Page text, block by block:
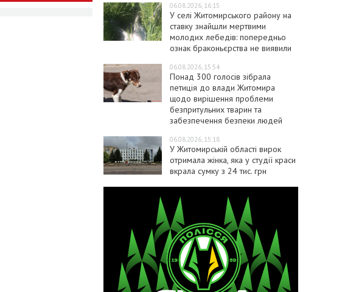
06.08.2026, 16:15
У селі Житомирського району на
ставку знайшли мертвими
молодих лебедів: попередньо
ознак браконьєрства не виявили
06.08.2026, 15:54
Понад 300 голосів зібрала
петиція до влади Житомира
щодо вирішення проблеми
безпритульних тварин та
забезпечення безпеки людей
06.08.2026, 15:18
У Житомирській області вирок
отримала жінка, яка у студії краси
вкрала сумку з 24 тис. грн